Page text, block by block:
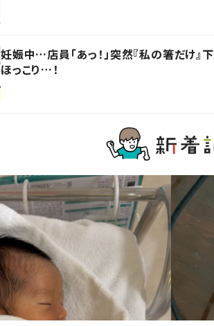
妊娠中…店員「あっ！」突然『私の箸だけ
ほっこり…！